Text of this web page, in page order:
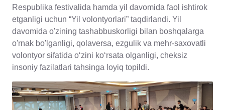
Respublika festivalida hamda yil davomida faol ishtirok
etganligi uchun “Yil volontyorlari” taqdirlandi. Yil
davomida o'zining tashabbuskorligi bilan boshqalarga
o'rnak bo'lganligi, qolaversa, ezgulik va mehr-saxovatli
volontyor sifatida oʻzini koʻrsata olganligi, cheksiz
insoniy fazilatlari tahsinga loyiq topildi.